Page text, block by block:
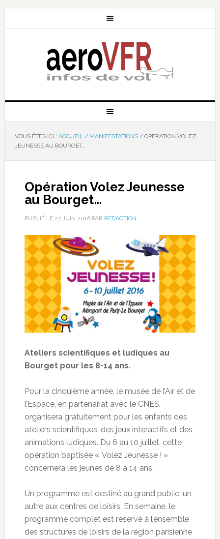
VOUS ÊTES ICI : ACCUEIL / MANIFESTATIONS /OPÉRATION VOLEZ
JEUNESSE AU BOURGET…
Opération Volez Jeunesse
au Bourget…
PUBLIÉ LE 27 JUIN 2016PAR RÉDACTION
Ateliers scientifiques et ludiques au
Bourget pour les 8-14 ans.
Pour la cinquième année, le musée de l’Air et de
l’Espace, en partenariat avec le CNES,
organisera gratuitement pour les enfants des
ateliers scientifiques, des jeux interactifs et des
animations ludiques. Du 6 au 10 juillet, cette
opération baptisée « Volez Jeunesse ! »
concernera les jeunes de 8 à 14 ans.
Un programme est destiné au grand public, un
autre aux centres de loisirs. En semaine, le
programme complet est réservé à l’ensemble
des structures de loisirs de la région parisienne